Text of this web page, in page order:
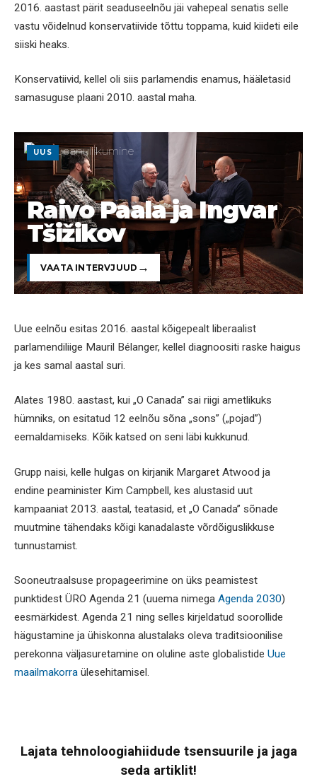
2016. aastast pärit seaduseelnõu jäi vahepeal senatis selle
vastu võidelnud konservatiivide tõttu toppama, kuid kiideti eile
siiski heaks.
Konservatiivid, kellel oli siis parlamendis enamus, hääletasid
samasuguse plaani 2010. aastal maha.
UUS
Raivo Paala ja Ingvar
Tšižikov
VAATA INTERVJUUD
Uue eelnõu esitas 2016. aastal kõigepealt liberaalist
parlamendiliige Mauril Bélanger, kellel diagnoositi raske haigus
ja kes samal aastal suri.
Alates 1980. aastast, kui „O Canada” sai riigi ametlikuks
hümniks, on esitatud 12 eelnõu sõna „sons” („pojad”)
eemaldamiseks. Kõik katsed on seni läbi kukkunud.
Grupp naisi, kelle hulgas on kirjanik Margaret Atwood ja
endine peaminister Kim Campbell, kes alustasid uut
kampaaniat 2013. aastal, teatasid, et „O Canada” sõnade
muutmine tähendaks kõigi kanadalaste võrdõiguslikkuse
tunnustamist.
Sooneutraalsuse propageerimine on üks peamistest
punktidest ÜRO Agenda 21 (uuema nimega Agenda 2030)
eesmärkidest. Agenda 21 ning selles kirjeldatud soorollide
hägustamine ja ühiskonna alustalaks oleva traditsioonilise
perekonna väljasuretamine on oluline aste globalistide Uue
maailmakorra ülesehitamisel.
Lajata tehnoloogiahiidude tsensuurile ja jaga
seda artiklit!